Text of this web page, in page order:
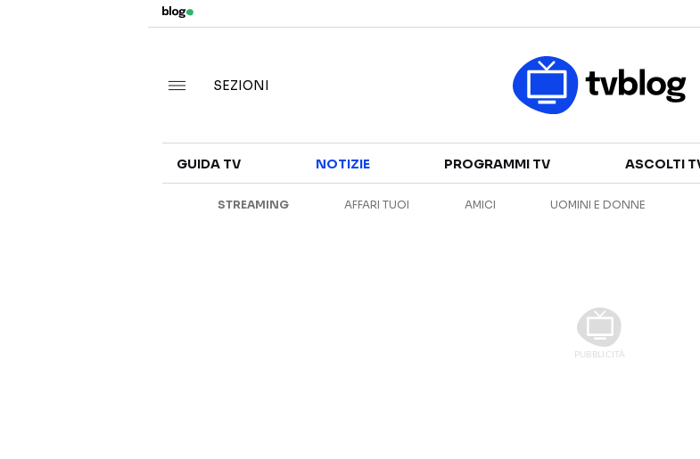
CANALI TV
SERIE TV
SEZIONI
GUIDA TV NOTIZIE PROGRAMMI TV ASCOLTI
STREAMING AFFARI TUOI AMICI UOMINI E DONNE